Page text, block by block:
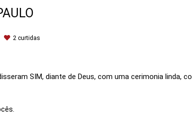
2 curtidas
SIM, diante de Deus, com uma cerimonia linda,